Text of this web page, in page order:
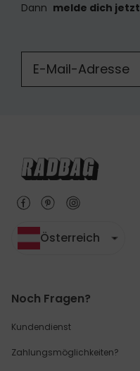
Dann melde dich jetzt
Österreich
Noch Fragen?
Kundendienst
Zahlungsmöglichkeiten?